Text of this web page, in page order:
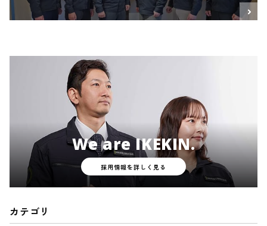
We are IKEKIN.
採用情報を詳しく見る
カテゴリ